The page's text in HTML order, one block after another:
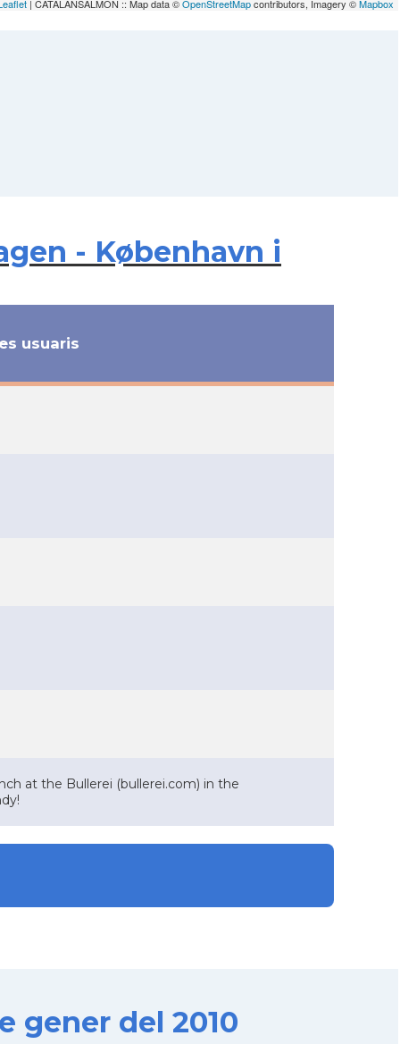
| CATALANSALMON :: Map data ©OpenStreetMapcontributors, Imagery ©Mapbox
- København i
usuaris
at the Bullerei (bullerei.com) in the
gener del 2010